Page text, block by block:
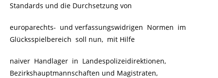
Standards und die Durchsetzung von
europarechts- und verfassungswidrigen Normen im
Glücksspielbereich soll nun, mit Hilfe
naiver Handlager in Landespolizeidirektionen,
Bezirkshauptmannschaften und Magistraten,